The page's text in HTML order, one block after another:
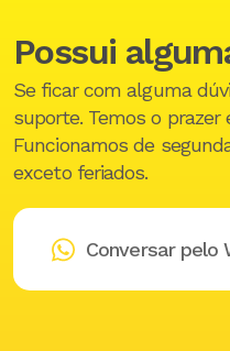
Possui
Se ficar com alguma
suporte. Temos o
Funcionamos de
exceto feriados.
Conversar pelo